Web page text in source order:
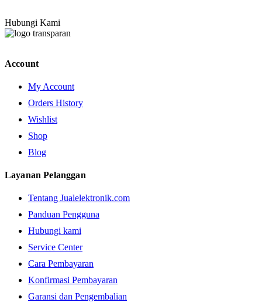
Hubungi Kami
Account
My Account
Orders History
Wishlist
Shop
Blog
Layanan Pelanggan
Tentang Jualelektronik.com
Panduan Pengguna
Hubungi kami
Service Center
Cara Pembayaran
Konfirmasi Pembayaran
Garansi dan Pengembalian